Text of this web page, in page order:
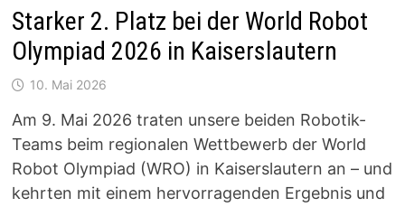
Starker 2. Platz bei der World Robot
Olympiad 2026 in Kaiserslautern
10. Mai 2026
Am 9. Mai 2026 traten unsere beiden Robotik-
Teams beim regionalen Wettbewerb der World
Robot Olympiad (WRO) in Kaiserslautern an – und
kehrten mit einem hervorragenden Ergebnis und